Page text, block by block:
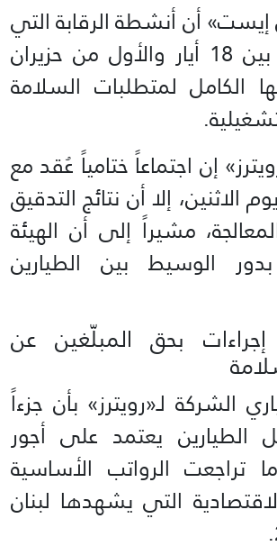
أن أنشطة الرقابة التي
نفذتها الهيئة بين 18 أيار والأول من حزيران
الكامل لمتطلبات السلامة
إن اجتماعاً ختامياً عُقد مع
الاثنين، إلا أن نتائج التدقيق
مشيراً إلى أن الهيئة
الوسيط بين الطيارين
بحق المبلّغين عن
الشركة لـ«رويترز» بأن جزءاً
الطيارين يعتمد على أجور
تراجعت الرواتب الأساسية
التي يشهدها لبنان